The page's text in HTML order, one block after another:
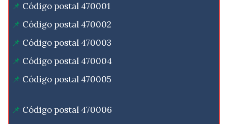
Código postal 470001
Código postal 470002
Código postal 470003
Código postal 470004
Código postal 470005
Código postal 470006